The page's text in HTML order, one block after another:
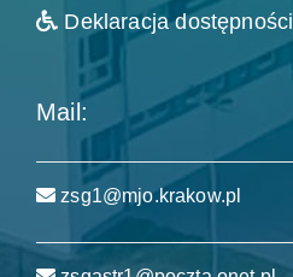
Deklaracja dostępności
Mail:
zsg1@mjo.krakow.pl